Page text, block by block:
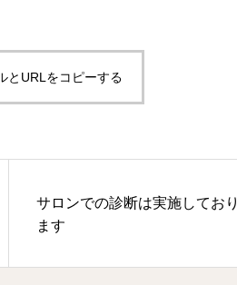
とURLをコピーする
サロンでの診断は実施しており
ます